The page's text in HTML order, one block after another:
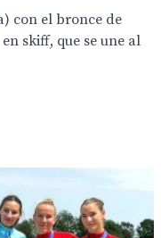
con el bronce de
skiff, que se une al